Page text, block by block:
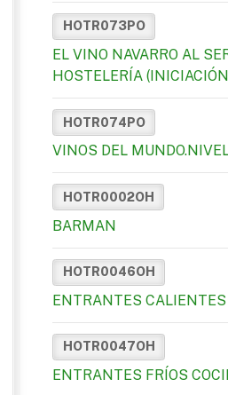
HOTR073PO
EL VINO NAVARRO AL
HOSTELERÍA
HOTR074PO
VINOS DEL
HOTR0002OH
BARMAN
HOTR0046OH
ENTRANTES
HOTR0047OH
ENTRANTES FRÍOS